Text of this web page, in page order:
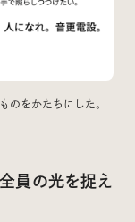
のをかたちにした。
員の光を捉え